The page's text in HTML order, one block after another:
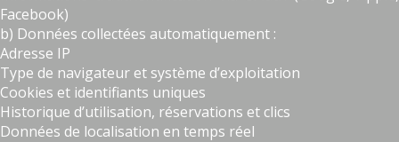
Facebook)
b) Données collectées automatiquement :
Adresse IP
Type de navigateur et système d’exploitation
Cookies et identifiants uniques
Historique d’utilisation, réservations et clics
Données de localisation en temps réel